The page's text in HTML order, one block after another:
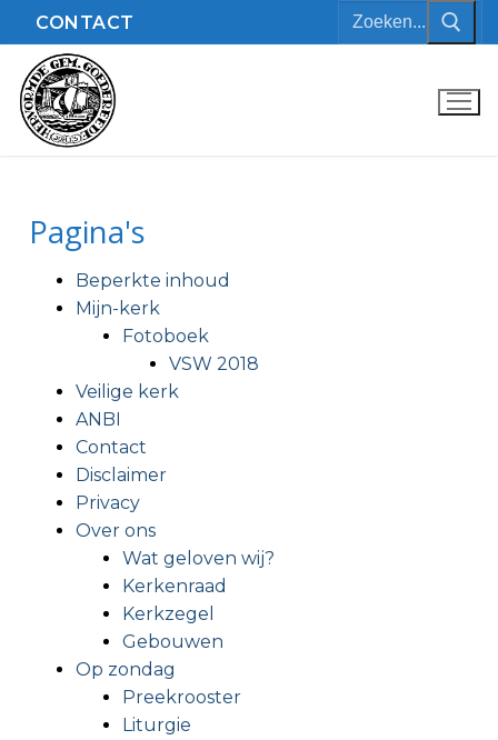
CONTACT
Pagina's
Beperkte inhoud
Mijn-kerk
Fotoboek
VSW 2018
Veilige kerk
ANBI
Contact
Disclaimer
Privacy
Over ons
Wat geloven wij?
Kerkenraad
Kerkzegel
Gebouwen
Op zondag
Preekrooster
Liturgie